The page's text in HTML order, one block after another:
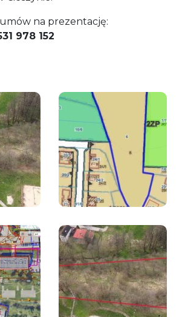
na prezentację:
978 152